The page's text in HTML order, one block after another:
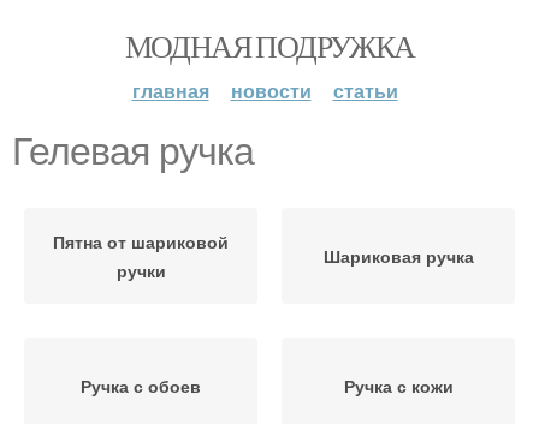
МОДНАЯ ПОДРУЖКА
главная новости статьи
Гелевая ручка
Пятна от шариковой
ручки
Шариковая ручка
Ручка с обоев Ручка с кожи